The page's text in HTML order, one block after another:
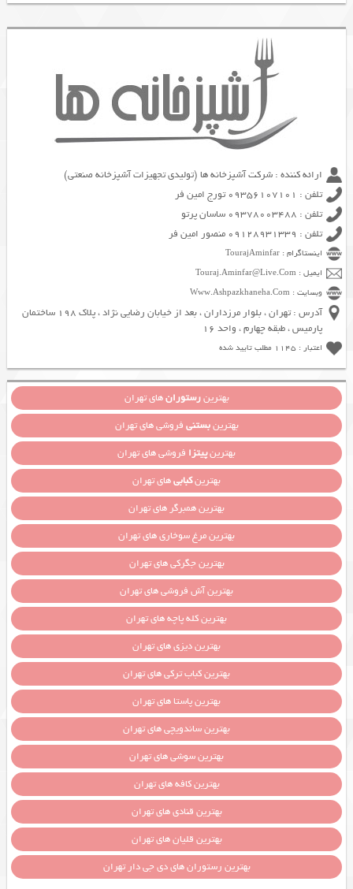
ارائه کننده : شرکت آشپزخانه ها (تولیدی تجهیزات آشپزخانه صنعتی)
تلفن : 09356107101 تورج امین فر
تلفن : 09378003488 ساسان پرتو
تلفن : 09128931339 منصور امین فر
اینستاگرام : TourajAminfar
ایمیل : Touraj.Aminfar@Live.Com
وبسایت : Www.Ashpazkhaneha.Com
آدرس : تهران ، بلوار مرزداران ، بعد از خیابان رضایی نژاد ، پلاک 198 ساختمان
پارمیس ، طبقه چهارم ، واحد 16
اعتبار : 1145 مطلب تایید شده
بهترینرستورانهای تهران
بهترینبستنی فروشی های تهران
بهترینپیتزا فروشی های تهران
بهترینکبابیهای تهران
بهترین همبرگر های تهران
بهترین مرغ سوخاری های تهران
بهترین جگرکی های تهران
بهترین آش فروشی های تهران
بهترین کله پاچه های تهران
بهترین دیزی های تهران
بهترین کباب ترکی های تهران
بهترین پاستا های تهران
بهترین ساندویچی های تهران
بهترین سوشی های تهران
بهترین کافه های تهران
بهترین قنادی های تهران
بهترین قلیان های تهران
بهترین رستوران های دی جی دار تهران